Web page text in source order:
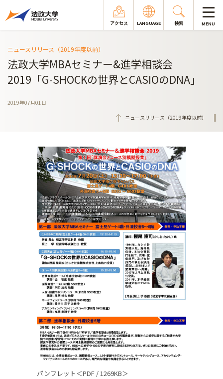
アクセス LANGUAGE 検索 MENU
ニュースリリース（2019年度以前）
法政大学MBAセミナー&進学相談会
2019「G-SHOCKの世界とCASIOのDNA」
2019年07月01日
ニュースリリース（2019年度以前）
パンフレット＜PDF / 1269KB＞